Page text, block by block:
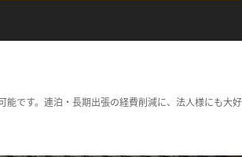
です。連泊・長期出張の経費削減に、法人様にも大